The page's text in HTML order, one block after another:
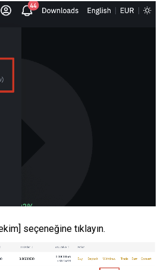
seçeneğine tıklayın.